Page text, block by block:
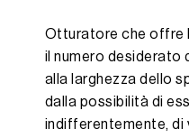
Otturatore che offre
il numero desiderato
alla larghezza dello
dalla possibilità di
indifferentemente, di